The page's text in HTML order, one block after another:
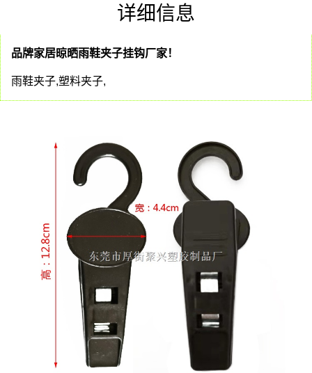
详细信息
品牌家居晾晒雨鞋夹子挂钩厂家！
雨鞋夹子,塑料夹子,